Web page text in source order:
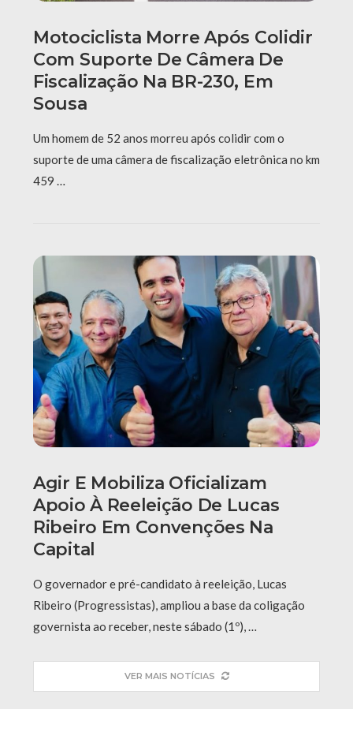
Motociclista Morre Após Colidir
Com Suporte De Câmera De
Fiscalização Na BR-230, Em
Sousa
Um homem de 52 anos morreu após colidir com o
suporte de uma câmera de fiscalização eletrônica no km
459 …
Agir E Mobiliza Oficializam
Apoio À Reeleição De Lucas
Ribeiro Em Convenções Na
Capital
O governador e pré-candidato à reeleição, Lucas
Ribeiro (Progressistas), ampliou a base da coligação
governista ao receber, neste sábado (1º), …
VER MAIS NOTÍCIAS